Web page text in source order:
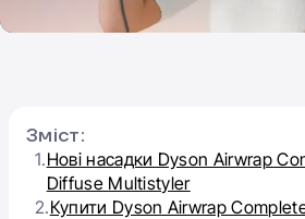
Зміст:
1.Нові насадки Dyson Airwrap
Diffuse Multistyler
2.Купити Dyson Airwrap